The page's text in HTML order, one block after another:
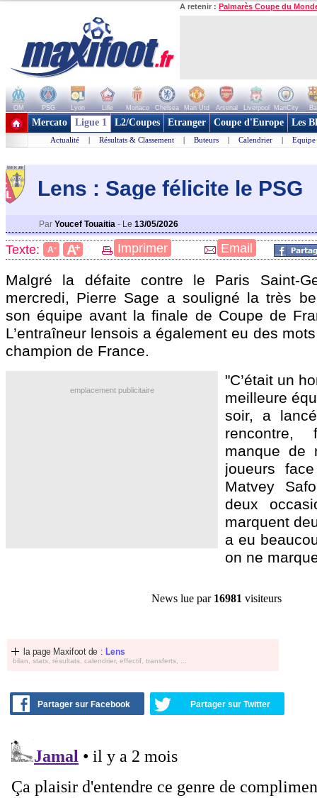
A retenir : Palmarès Coupe du
OM PSG Lyon Lille Monaco Chelsea Man Utd Arsenal Liverpool ManCity
+ de clubs
Mercato Ligue 1 L2/Coupes Etranger Coupe d'Europe Les
Actualité | Résultats & Classement | Buteurs | Calendrier | Equipe
Lens : Sage félicite le PSG
Par Youcef Touaitia - Le 13/05/2026
Texte: A- A+ Imprimer Email
Malgré la défaite contre le Paris Saint-
mercredi, Pierre Sage a souligné la très
son équipe avant la finale de Coupe de
L’entraîneur lensois a également eu des
champion de France.
emplacement publicitaire
"C’était un
meilleure
soir, a
manque de
joueurs
Matvey
deux
marquent
a eu
on ne
News lue par 16981 visiteurs
la page Maxifoot de : Lens
bilan, stats, résultats, calendrier, effectif, transferts, ...
Partager sur Facebook Partager sur Twitter